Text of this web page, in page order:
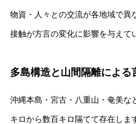
物資・人々との交流が各地域で異
接触が方言の変化に影響を与えて
多島構造と山間隔離による
沖縄本島・宮古・八重山・奄美な
キロから数百キロ隔てて存在しま